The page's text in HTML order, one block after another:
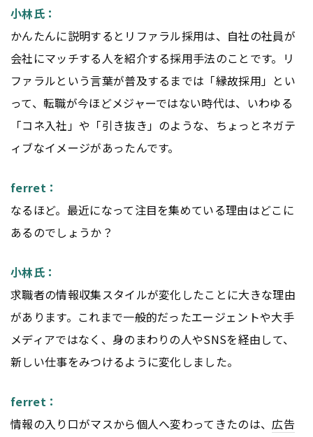
小林氏：
かんたんに説明するとリファラル採用は、自社の社員が
会社にマッチする人を紹介する採用手法のことです。リ
ファラルという言葉が普及するまでは「縁故採用」とい
って、転職が今ほどメジャーではない時代は、いわゆる
「コネ入社」や「引き抜き」のような、ちょっとネガテ
ィブなイメージがあったんです。
ferret：
なるほど。最近になって注目を集めている理由はどこに
あるのでしょうか？
小林氏：
求職者の情報収集スタイルが変化したことに大きな理由
があります。これまで一般的だったエージェントや大手
メディアではなく、身のまわりの人やSNSを経由して、
新しい仕事をみつけるように変化しました。
ferret：
情報の入り口がマスから個人へ変わってきたのは、広告